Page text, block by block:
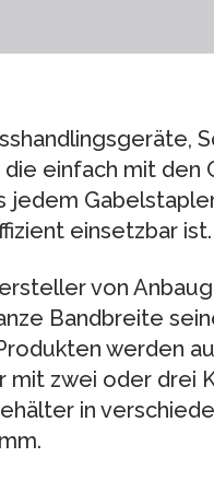
einfach mit den
jedem
einsetzbar ist.
von
Bandbreite
werden
zwei oder drei
in